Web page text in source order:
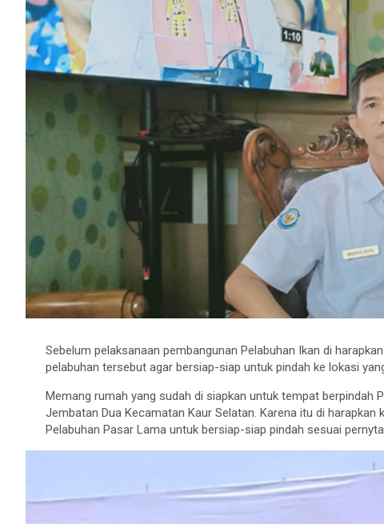
Sebelum pelaksanaan pembangunan Pelabuhan Ikan di
pelabuhan tersebut agar bersiap-siap untuk pindah ke lokasi
Memang rumah yang sudah di siapkan untuk tempat berpindah
Jembatan Dua Kecamatan Kaur Selatan. Karena itu di
Pelabuhan Pasar Lama untuk bersiap-siap pindah sesuai